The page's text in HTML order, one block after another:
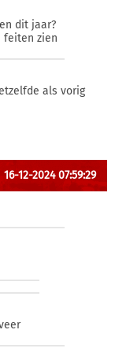
dit jaar?
feiten zien
als vorig
16-12-2024 07:59:29